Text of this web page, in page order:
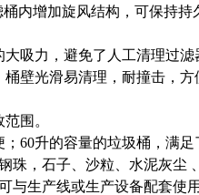
内增加旋风结构，可保持持
吸力，避免了人工清理过滤
壁光滑易清理，耐撞击，方
围。
60升的容量的垃圾桶，满足
珠，石子、沙粒、水泥灰尘
生产线或生产设备配套使用